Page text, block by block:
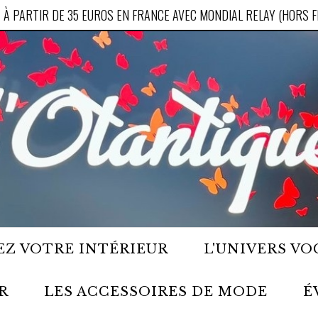
PARTIR DE 35 EUROS EN FRANCE AVEC MONDIAL RELAY (HORS
VOTRE INTÉRIEUR L'UNIVERS
LES ACCESSOIRES DE MODE